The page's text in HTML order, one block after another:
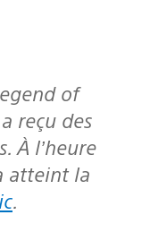
of
reçu des
À l’heure
atteint la
.